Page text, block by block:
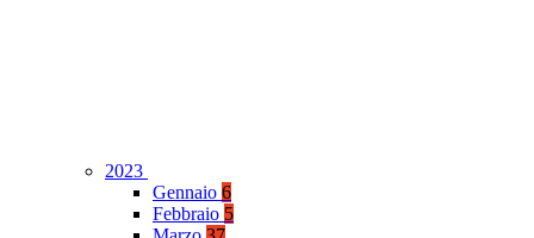
2023
Gennaio 6
Febbraio 5